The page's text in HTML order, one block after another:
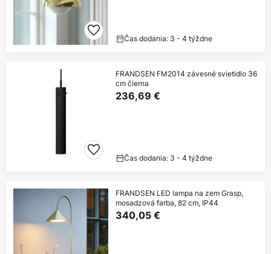
Čas dodania: 3 - 4 týždne
FRANDSEN FM2014 závesné svietidlo 36
cm čierna
236,69 €
Čas dodania: 3 - 4 týždne
FRANDSEN LED lampa na zem Grasp,
mosadzová farba, 82 cm, IP44
340,05 €